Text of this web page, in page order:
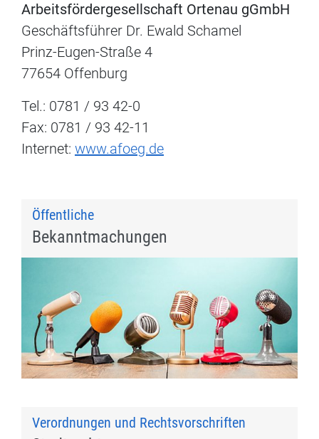
Arbeitsfördergesellschaft Ortenau gGmbH
Geschäftsführer Dr. Ewald Schamel
Prinz-Eugen-Straße 4
77654 Offenburg
Tel.: 0781 / 93 42-0
Fax: 0781 / 93 42-11
Internet: www.afoeg.de
Öffentliche
Bekanntmachungen
Verordnungen und Rechtsvorschriften